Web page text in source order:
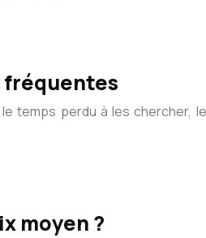
fréquentes
temps perdu à les chercher,
moyen ?